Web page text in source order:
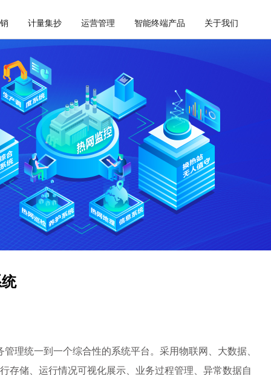
计量集抄 运营管理 智能终端产品 关于我们
理统一到一个综合性的系统平台。采用物联网、大数据、
存储、运行情况可视化展示、业务过程管理、异常数据自